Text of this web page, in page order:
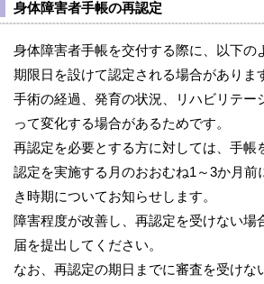
身体障害者手帳の再認定
身体障害者手帳を交付する際に、以下の
期限日を設けて認定される場合がありま
手術の経過、発育の状況、リハビリテー
って変化する場合があるためです。
再認定を必要とする方に対しては、手帳
認定を実施する月のおおむね1～3か月前
き時期についてお知らせします。
障害程度が改善し、再認定を受けない場
届を提出してください。
なお、再認定の期日までに審査を受けな